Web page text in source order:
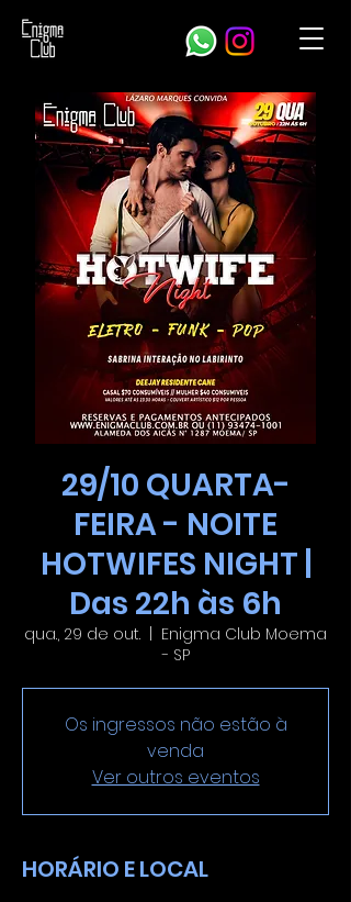
29/10 QUARTA-
FEIRA - NOITE
HOTWIFES NIGHT |
Das 22h às 6h
qua., 29 de out.
Enigma Club Moema
- SP
Os ingressos não estão à
venda
Ver outros eventos
HORÁRIO E LOCAL